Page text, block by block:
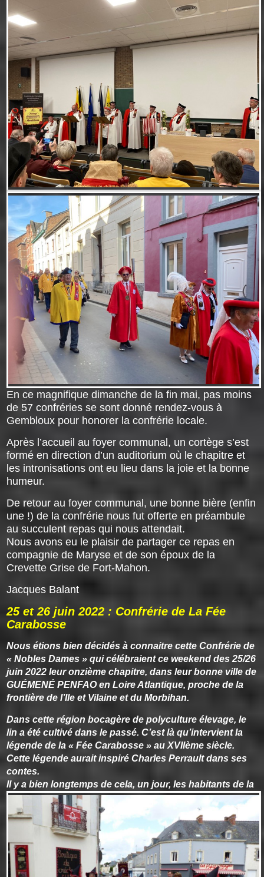
En ce magnifique dimanche de la fin mai, pas moins
de 57 confréries se sont donné rendez-vous à
Gembloux pour honorer la confrérie locale.
Après l’accueil au foyer communal, un cortège s’est
formé en direction d’un auditorium où le chapitre et
les intronisations ont eu lieu dans la joie et la bonne
humeur.
De retour au foyer communal, une bonne bière (enfin
une !) de la confrérie nous fut offerte en préambule
au succulent repas qui nous attendait.
Nous avons eu le plaisir de partager ce repas en
compagnie de Maryse et de son époux de la
Crevette Grise de Fort-Mahon.
Jacques Balant
25 et 26 juin 2022 : Confrérie de La Fée
Carabosse
Nous étions bien décidés à connaitre cette Confrérie de
« Nobles Dames » qui célébraient ce weekend des 25/26
juin 2022 leur onzième chapitre, dans leur bonne ville de
GUÉMENÉ PENFAO en Loire Atlantique, proche de la
frontière de l’Ile et Vilaine et du Morbihan.
Dans cette région bocagère de polyculture élevage, le
lin a été cultivé dans le passé. C’est là qu’intervient la
légende de la « Fée Carabosse » au XVIIème siècle.
Cette légende aurait inspiré Charles Perrault dans ses
contes.
Il y a bien longtemps de cela, un jour, les habitants de la